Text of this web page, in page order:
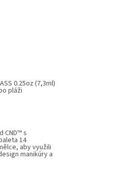
0.25oz (7,3ml)
pláži
CND™ s
14
aby využili
manikúry a